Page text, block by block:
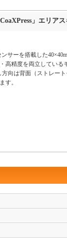
」エリア
サーを搭載した
高精度を両立してい
向は背面（ストレー
す。